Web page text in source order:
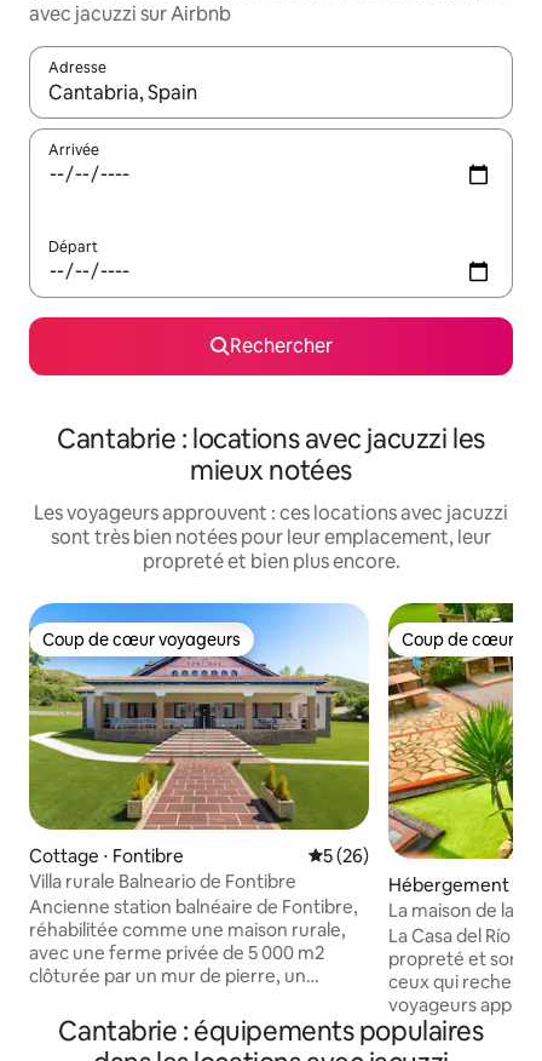
avec jacuzzi sur Airbnb
Adresse
Lorsque les résultats s'affichent, utilisez les flèches vers le
Arrivée
Départ
Rechercher
Cantabrie : locations avec jacuzzi les
mieux notées
Les voyageurs approuvent : ces locations avec jacuzzi
sont très bien notées pour leur emplacement, leur
propreté et bien plus encore.
Coup de cœur voyageurs
Coup de cœur voyageurs
Cottage ⋅ Fontibre Évaluation moyenne sur la
5 (26)
Villa rurale Balneario de Fontibre
Ancienne station balnéaire de Fontibre,
réhabilitée comme une maison rurale,
avec une ferme privée de 5 000 m2
clôturée par un mur de pierre, un
votre disposition pendant le séjour, où
vous pourrez vous reposer et profiter
Coup de cœur
Coup de cœur
Hébergement ⋅
La maison de la
La Casa del Río a
propreté et son
ceux qui
voyageurs
barbecue et
récompensé en
Cantabrie : équipements populaires